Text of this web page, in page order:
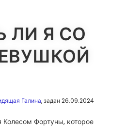
ЛИ Я СО
Галина, задан 26.09.2024
Колесом Фортуны, которое